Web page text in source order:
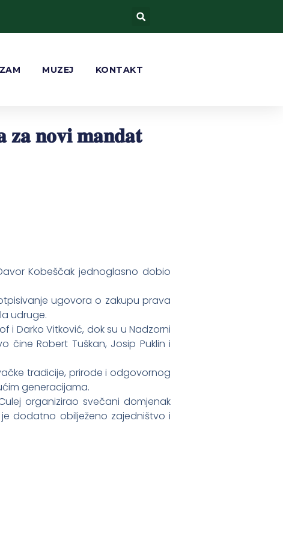
MUZEJ KONTAKT
𝐳𝐚 𝐧𝐨𝐯𝐢 𝐦𝐚𝐧𝐝𝐚𝐭
Kobeščak jednoglasno dobio
ugovora o zakupu prava
udruge.
i Darko Vitković, dok su u Nadzorni
čine Robert Tuškan, Josip Puklin i
tradicije, prirode i odgovornog
generacijama.
organizirao svečani domjenak
dodatno obilježeno zajedništvo i